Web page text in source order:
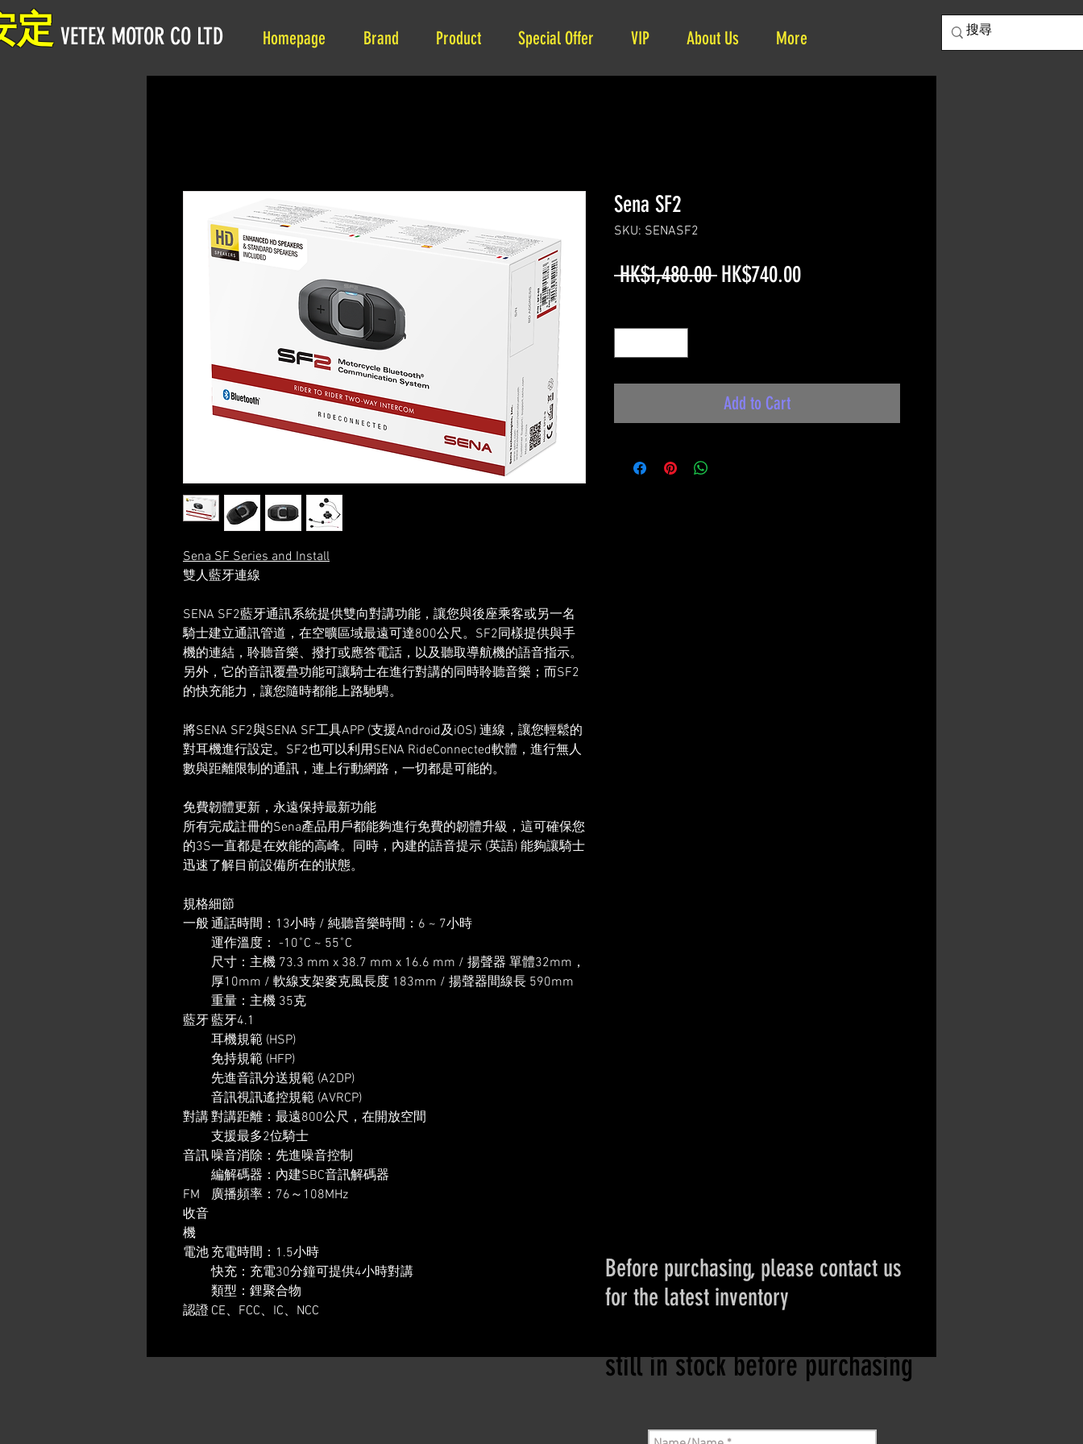
Homepage Brand Product Special Offer VIP About Us More
定 VETEX MOTOR CO LTD
Sena SF Series and Install
雙人藍牙連線
SENA SF2藍牙通訊系統提供雙向對講功能，讓您與後座乘客或另一名
騎士建立通訊管道，在空曠區域最遠可達800公尺。SF2同樣提供與手
機的連結，聆聽音樂、撥打或應答電話，以及聽取導航機的語音指示。
另外，它的音訊覆疊功能可讓騎士在進行對講的同時聆聽音樂；而SF2
的快充能力，讓您隨時都能上路馳騁。
將SENA SF2與SENA SF工具APP (支援Android及iOS) 連線，讓您輕鬆的
對耳機進行設定。SF2也可以利用SENA RideConnected軟體，進行無人
數與距離限制的通訊，連上行動網路，一切都是可能的。
免費韌體更新，永遠保持最新功能
所有完成註冊的Sena產品用戶都能夠進行免費的韌體升級，這可確保您
的3S一直都是在效能的高峰。同時，內建的語音提示 (英語) 能夠讓騎士
迅速了解目前設備所在的狀態。
規格細節
一般通話時間：13小時 / 純聽音樂時間：6 ~ 7小時
運作溫度： -10˚C ~ 55˚C
尺寸：主機 73.3 mm x 38.7 mm x 16.6 mm / 揚聲器 單體32mm，
厚10mm / 軟線支架麥克風長度 183mm / 揚聲器間線長 590mm
重量：主機 35克
藍牙藍牙4.1
耳機規範 (HSP)
免持規範 (HFP)
先進音訊分送規範 (A2DP)
音訊視訊遙控規範 (AVRCP)
對講對講距離：最遠800公尺，在開放空間
支援最多2位騎士
音訊 噪音消除：先進噪音控制
編解碼器：內建SBC音訊解碼器
FM
收音
機
廣播頻率：76～108MHz
電池 充電時間：1.5小時
快充：充電30分鐘可提供4小時對講
類型：鋰聚合物
認證 CE、FCC、IC、NCC
Sena SF2
SKU: SENASF2
HK$1,480.00 Regular
HK$740.00Sale
Add to Cart
Before purchasing, please contact us
for the latest inventory
still in stock before purchasing